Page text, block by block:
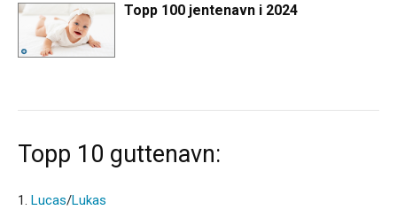
Topp 100 jentenavn i 2024
Topp 10 guttenavn:
1. Lucas/Lukas